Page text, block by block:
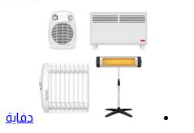
دفاية